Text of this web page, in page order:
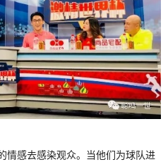
情感去感染观众。当他们为球队进